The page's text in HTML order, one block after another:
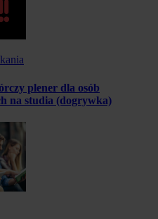
plener dla osób
na studia (dogrywka)